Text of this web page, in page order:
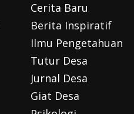
Cerita Baru
Berita Inspiratif
Ilmu Pengetahuan
Tutur Desa
Jurnal Desa
Giat Desa